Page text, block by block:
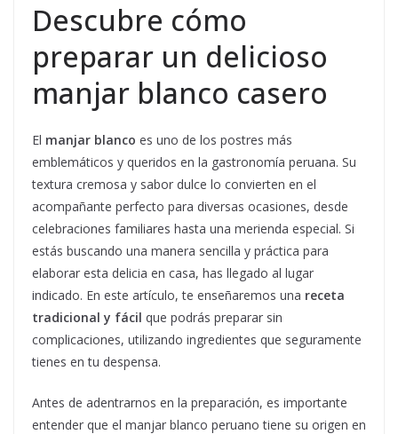
Descubre cómo
preparar un delicioso
manjar blanco casero
El manjar blanco es uno de los postres más
emblemáticos y queridos en la gastronomía peruana. Su
textura cremosa y sabor dulce lo convierten en el
acompañante perfecto para diversas ocasiones, desde
celebraciones familiares hasta una merienda especial. Si
estás buscando una manera sencilla y práctica para
elaborar esta delicia en casa, has llegado al lugar
indicado. En este artículo, te enseñaremos una receta
tradicional y fácil que podrás preparar sin
complicaciones, utilizando ingredientes que seguramente
tienes en tu despensa.
Antes de adentrarnos en la preparación, es importante
entender que el manjar blanco peruano tiene su origen en